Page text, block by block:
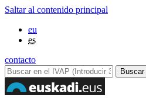
Saltar al contenido principal
eu
es
contacto